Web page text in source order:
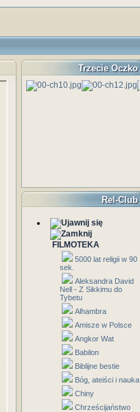
Trzecie Oczko
Rel-Club
FILMOTEKA
5000 lat religii w 90
sek.
Aleksandra David
Nell - Z Sikkimu do
Tybetu
Alhambra
Amisze w Polsce
Angkor Wat
Babilon
Biblijne bestie
Bóg, ateiści i nauka
Chiny
Chrześcijaństwo